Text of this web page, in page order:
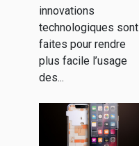
innovations
technologiques sont
faites pour rendre
plus facile l’usage
des...